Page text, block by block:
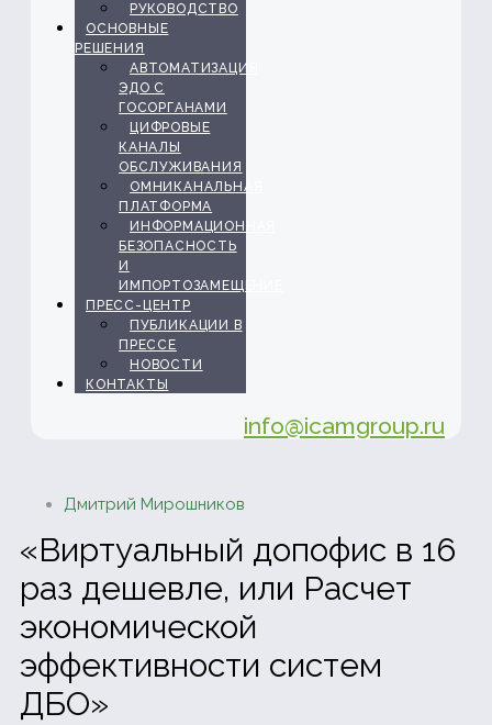
РУКОВОДСТВО
ОСНОВНЫЕ
РЕШЕНИЯ
АВТОМАТИЗАЦИЯ
ЭДО С
ГОСОРГАНАМИ
ЦИФРОВЫЕ
КАНАЛЫ
ОБСЛУЖИВАНИЯ
ОМНИКАНАЛЬНАЯ
ПЛАТФОРМА
ИНФОРМАЦИОННАЯ
БЕЗОПАСНОСТЬ
И
ИМПОРТОЗАМЕЩЕНИЕ
ПРЕСС-ЦЕНТР
ПУБЛИКАЦИИ В
ПРЕССЕ
НОВОСТИ
КОНТАКТЫ
info@icamgroup.ru
Дмитрий Мирошников
«Виртуальный допофис в 16
раз дешевле, или Расчет
экономической
эффективности систем
ДБО»